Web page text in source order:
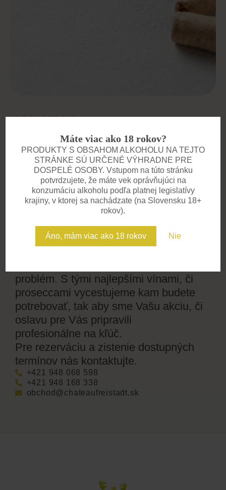
Máte viac ako 18 rokov?
PRODUKTY S OBSAHOM ALKOHOLU NA TEJTO
STRÁNKE SÚ URČENÉ VÝHRADNE PRE
DOSPELÉ OSOBY. Vstupom na túto stránku
potvrdzujete, že máte vek oprávňujúci na
konzumáciu alkoholu podľa platnej legislatívy
krajiny, v ktorej sa nachádzate (na Slovensku 18+
rokov).
Áno, mám viac ako 18 rokov Nie
DEGUSTÁCIE
Zažite víno všetkými
zmyslami
Pozývame vás na degustácie, kde
spoznáte príbeh každého vína. V
komornej atmosfére vás prevedieme
chuťami, vôňami a zážitkami, na ktoré
sa nezabúda. Ideálne pre skupiny,
firemné akcie aj súkromné oslavy.
problém. S tými najlepšími vínami, či
proseccami vycestujeme kam budete
potrebovať, tak aby sme Vašu akciu, či
oslavu pre Vás pripravili
profesionálne na kľúč.
Pre rezerváciu a zistenie dostupných
termínov nás kontaktujte.
+421 948 068 598
+421 948 168 338
obchod@chateaufreistadt.sk